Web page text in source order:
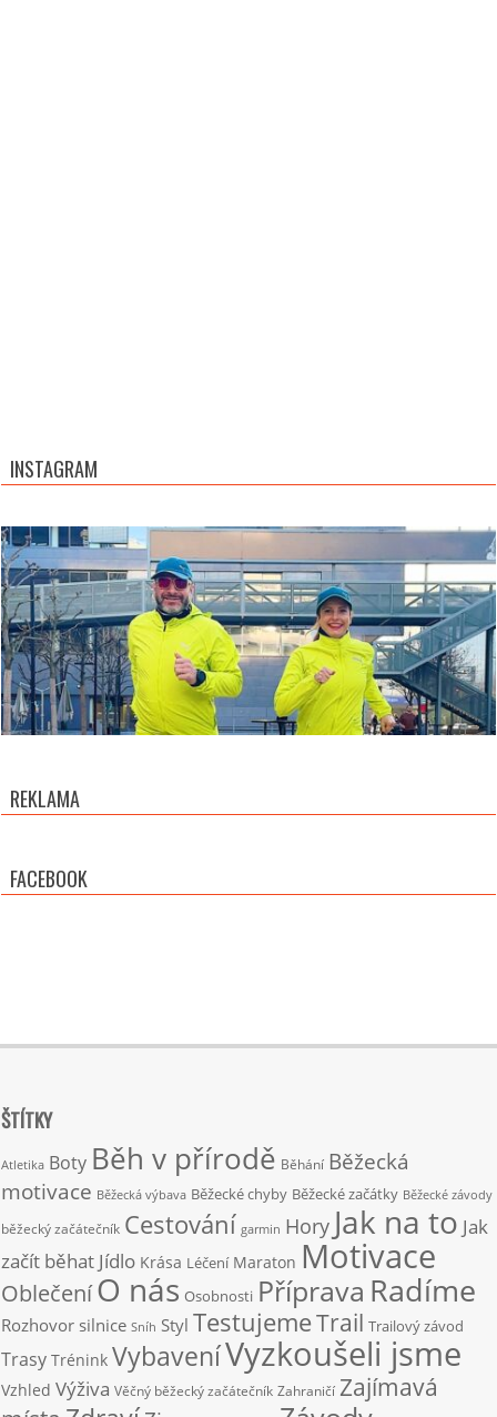
INSTAGRAM
REKLAMA
FACEBOOK
ŠTÍTKY
Atletika Boty Běh v přírodě Běhání Běžecká
motivace Běžecká výbava Běžecké chyby Běžecké začátky Běžecké závody
běžecký začátečník Cestování garmin Hory Jak na to Jak
začít běhat Jídlo Krása Léčení Maraton Motivace
OblečeníO nás Osobnosti Příprava Radíme
Rozhovor silnice Sníh Styl TestujemeTrail Trailový závod
Trasy Trénink VybaveníVyzkoušeli jsme
Vzhled Výživa Věčný běžecký začátečník Zahraničí Zajímavá